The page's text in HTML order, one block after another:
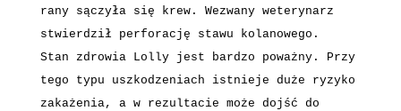
rany sączyła się krew. Wezwany weterynarz
stwierdził perforację stawu kolanowego.
Stan zdrowia Lolly jest bardzo poważny. Przy
tego typu uszkodzeniach istnieje duże ryzyko
zakażenia, a w rezultacie może dojść do